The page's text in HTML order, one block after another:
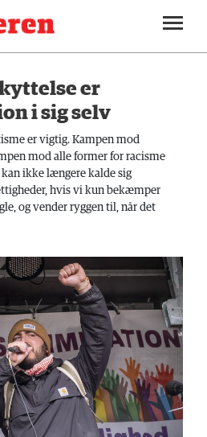
er
i sig selv
er vigtig. Kampen mod
mod alle former for racisme
ikke længere kalde sig
hvis vi kun bekæmper
og vender ryggen til, når det